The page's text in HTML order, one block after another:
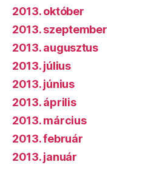
2013. október
2013. szeptember
2013. augusztus
2013. július
2013. június
2013. április
2013. március
2013. február
2013. január